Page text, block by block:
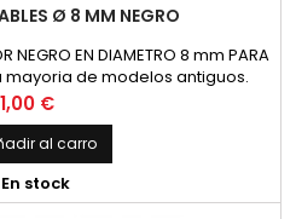
Ø 8 MM NEGRO
EN DIAMETRO 8 mm PARA
la mayoria de modelos antiguos.
la cantidad de metros en la
la compra.
Precio
1,00 €
al carro
En stock